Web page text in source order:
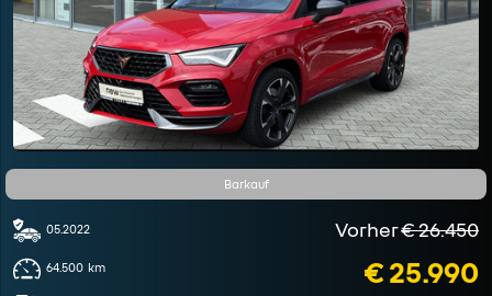
Barkauf
05.2022
64.500 km
Vorher€ 26.450
€ 25.990